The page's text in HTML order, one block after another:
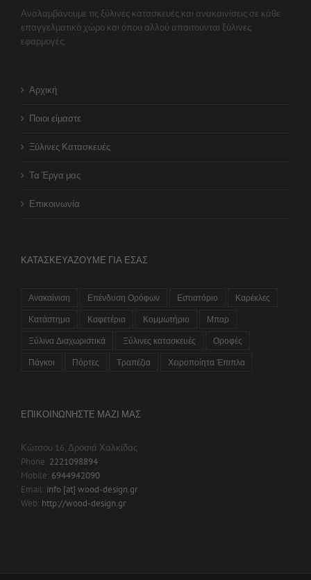
Αναλαμβάνουμε τις ξύλινες κατασκευές και ανακαινίσεις σε κάθε
επαγγελματικό χώρο και όπου αλλού απαιτούνται ξύλινες
εφαρμογές.
Αρχική
Ποιοι είμαστε
Ξύλινες Κατασκευές
Τα Έργα μας
Επικοινωνία
ΚΑΤΑΣΚΕΥΆΖΟΥΜΕ ΓΙΑ ΕΣΆΣ
Ανακαίνιση Επένδυση Ορόφων Εστιατόριο Καρέκλες
Κατάστημα Καφετέρια Κομμωτήριο Μπαρ
Ξύλινα Διαχωριστικά Ξύλινες κατασκευές Οροφές
Πάγκοι Πόρτες Τραπέζια Χειροποίητα Έπιπλα
ΕΠΙΚΟΙΝΩΝΉΣΤΕ ΜΑΖΊ ΜΑΣ
Κώτσου 16, Δροσιά Χαλκίδας
Phone: 2221098894
Mobile: 6944942090
Email: info [at] wood-design.gr
Web: http://wood-design.gr